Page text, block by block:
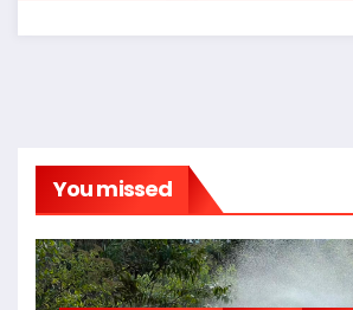
You missed